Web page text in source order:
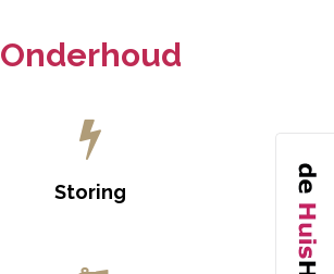
Onderhoud
Storing